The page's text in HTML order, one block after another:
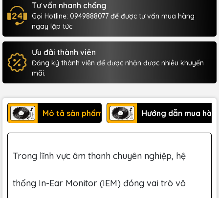
Tư vấn nhanh chống
Gọi Hotline: 0949888077 để được tư vấn mua hàng
ngay lập tức
Ưu đãi thành viên
Đăng ký thành viên để được nhận được nhiều khuyến
mãi.
Mô tả sản phẩm Hướng dẫn mua
Trong lĩnh vực âm thanh chuyên nghiệp, hệ
thống In-Ear Monitor (IEM) đóng vai trò vô